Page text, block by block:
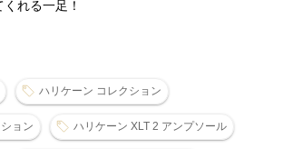
れる一足！
ハリケーン コレクション
ョン ハリケーン XLT 2 アンプソール